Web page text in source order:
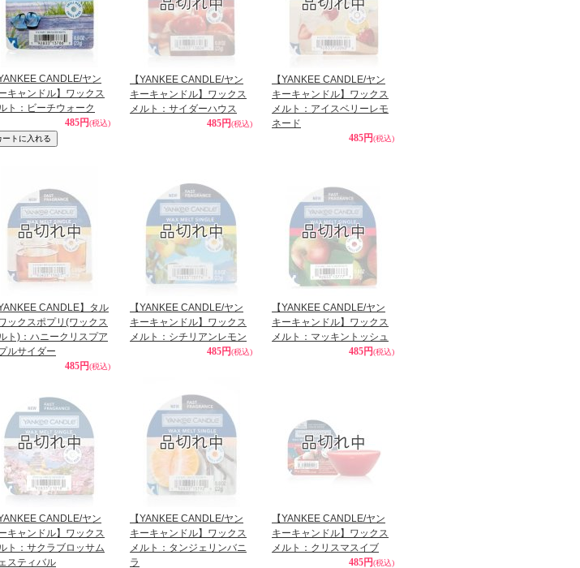
YANKEE CANDLE/ヤン
キャンドル】ワックス
ト：ビーチウォーク
485円(税込)
【YANKEE CANDLE/ヤン
キーキャンドル】ワックス
メルト：サイダーハウス
485円(税込)
【YANKEE CANDLE/ヤン
キーキャンドル】ワックス
メルト：アイスベリーレモ
ネード
485円(税込)
YANKEE CANDLE】タル
ックスポプリ(ワックス
ト)：ハニークリスプア
ルサイダー
485円(税込)
【YANKEE CANDLE/ヤン
キーキャンドル】ワックス
メルト：シチリアンレモン
485円(税込)
【YANKEE CANDLE/ヤン
キーキャンドル】ワックス
メルト：マッキントッシュ
485円(税込)
YANKEE CANDLE/ヤン
キャンドル】ワックス
ト：サクラブロッサム
スティバル
【YANKEE CANDLE/ヤン
キーキャンドル】ワックス
メルト：タンジェリンバニ
ラ
【YANKEE CANDLE/ヤン
キーキャンドル】ワックス
メルト：クリスマスイブ
485円(税込)